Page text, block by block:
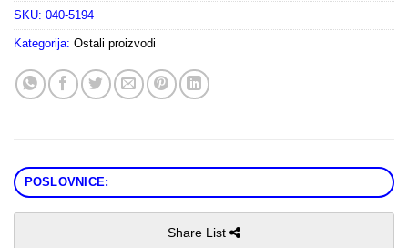
SKU: 040-5194
Kategorija: Ostali proizvodi
POSLOVNICE:
Share List